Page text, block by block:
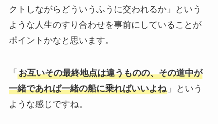
クトしながらどういうふうに交われるか」という
ような人生のすり合わせを事前にしていることが
ポイントかなと思います。
「 お互いその最終地点は違うものの、その道中が
一緒であれば一緒の船に乗ればいいよね」という
ような感じですね。